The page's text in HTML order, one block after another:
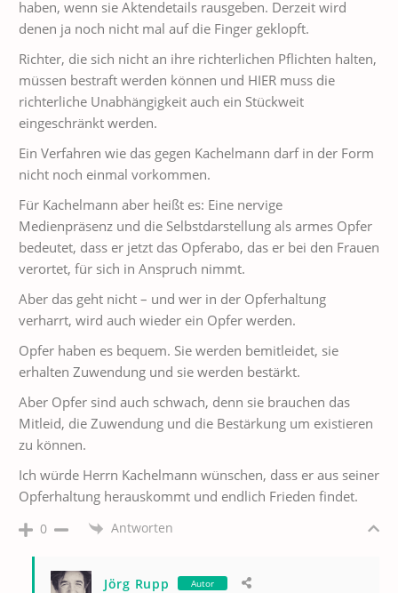
haben, wenn sie Aktendetails rausgeben. Derzeit wird
denen ja noch nicht mal auf die Finger geklopft.
Richter, die sich nicht an ihre richterlichen Pflichten halten,
müssen bestraft werden können und HIER muss die
richterliche Unabhängigkeit auch ein Stückweit
eingeschränkt werden.
Ein Verfahren wie das gegen Kachelmann darf in der Form
nicht noch einmal vorkommen.
Für Kachelmann aber heißt es: Eine nervige
Medienpräsenz und die Selbstdarstellung als armes Opfer
bedeutet, dass er jetzt das Opferabo, das er bei den Frauen
verortet, für sich in Anspruch nimmt.
Aber das geht nicht – und wer in der Opferhaltung
verharrt, wird auch wieder ein Opfer werden.
Opfer haben es bequem. Sie werden bemitleidet, sie
erhalten Zuwendung und sie werden bestärkt.
Aber Opfer sind auch schwach, denn sie brauchen das
Mitleid, die Zuwendung und die Bestärkung um existieren
zu können.
Ich würde Herrn Kachelmann wünschen, dass er aus seiner
Opferhaltung herauskommt und endlich Frieden findet.
0 Antworten
Jörg Rupp Autor